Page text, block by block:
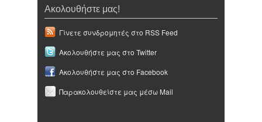
Ακολουθήστε μας!
Γίνετε συνδρομητές στο RSS Feed
Ακολουθήστε μας στο Twitter
Ακολουθήστε μας στο Facebook
Παρακολουθείστε μας μέσω Mail